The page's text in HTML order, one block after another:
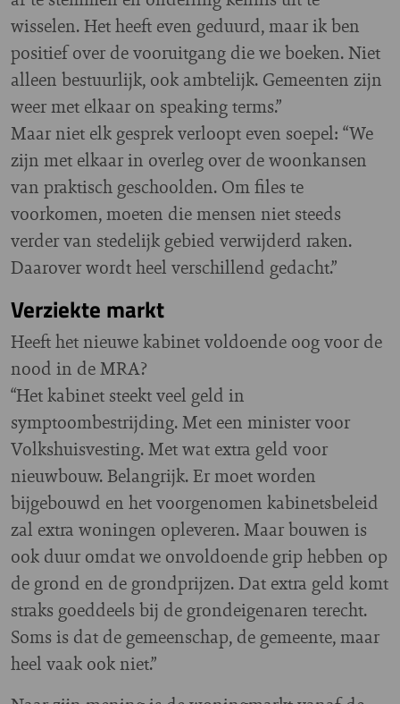
wisselen. Het heeft even geduurd, maar ik ben
positief over de vooruitgang die we boeken. Niet
alleen bestuurlijk, ook ambtelijk. Gemeenten zijn
weer met elkaar on speaking terms.”
Maar niet elk gesprek verloopt even soepel: “We
zijn met elkaar in overleg over de woonkansen
van praktisch geschoolden. Om files te
voorkomen, moeten die mensen niet steeds
verder van stedelijk gebied verwijderd raken.
Daarover wordt heel verschillend gedacht.”
Verziekte markt
Heeft het nieuwe kabinet voldoende oog voor de
nood in de MRA?
“Het kabinet steekt veel geld in
symptoombestrijding. Met een minister voor
Volkshuisvesting. Met wat extra geld voor
nieuwbouw. Belangrijk. Er moet worden
bijgebouwd en het voorgenomen kabinetsbeleid
zal extra woningen opleveren. Maar bouwen is
ook duur omdat we onvoldoende grip hebben op
de grond en de grondprijzen. Dat extra geld komt
straks goeddeels bij de grondeigenaren terecht.
Soms is dat de gemeenschap, de gemeente, maar
heel vaak ook niet.”